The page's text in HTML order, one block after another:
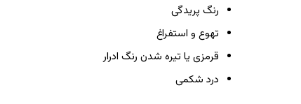
رنگ پریدگی
تهوع و استفراغ
قرمزی یا تیره شدن رنگ ادرار
درد شکمی